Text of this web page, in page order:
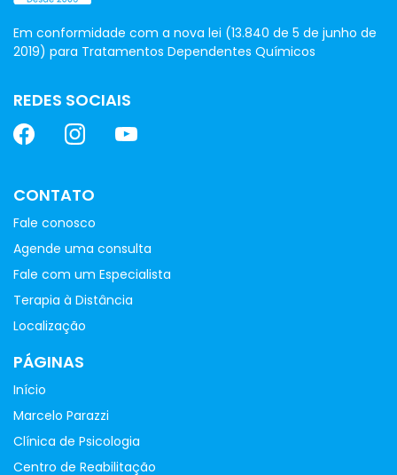
Em conformidade com a nova lei (13.840 de 5 de junho de
2019) para Tratamentos Dependentes Químicos
REDES SOCIAIS
CONTATO
Fale conosco
Agende uma consulta
Fale com um Especialista
Terapia à Distância
Localização
PÁGINAS
Início
Marcelo Parazzi
Clínica de Psicologia
Centro de Reabilitação